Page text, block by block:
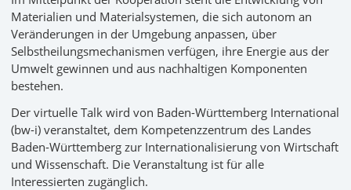
Materialien und Materialsystemen, die sich autonom an
Veränderungen in der Umgebung anpassen, über
Selbstheilungsmechanismen verfügen, ihre Energie aus der
Umwelt gewinnen und aus nachhaltigen Komponenten
bestehen.
Der virtuelle Talk wird von Baden-Württemberg International
(bw-i) veranstaltet, dem Kompetenzzentrum des Landes
Baden-Württemberg zur Internationalisierung von Wirtschaft
und Wissenschaft. Die Veranstaltung ist für alle
Interessierten zugänglich.